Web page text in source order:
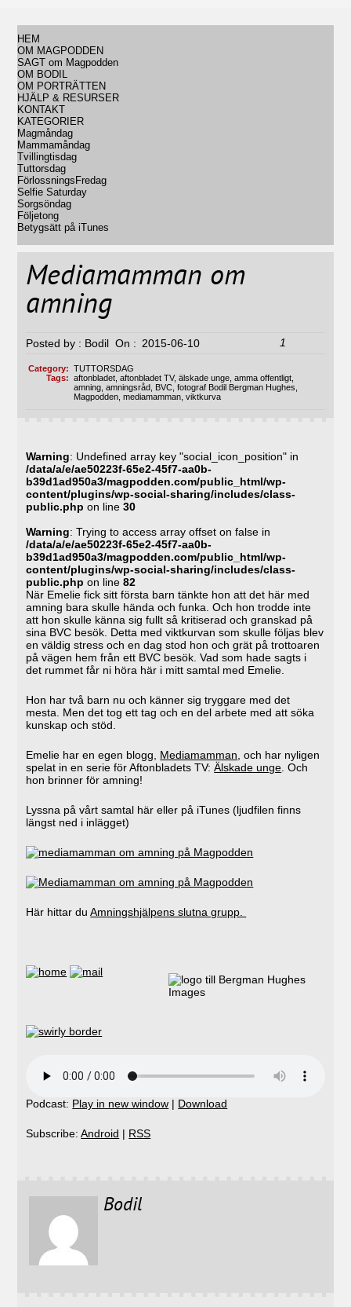
HEM
OM MAGPODDEN
SAGT om Magpodden
OM BODIL
OM PORTRÄTTEN
HJÄLP & RESURSER
KONTAKT
KATEGORIER
Magmåndag
Mammamåndag
Tvillingtisdag
Tuttorsdag
FörlossningsFredag
Selfie Saturday
Sorgsöndag
Följetong
Betygsätt på iTunes
Mediamamman om
amning
Posted by : Bodil On : 2015-06-10 1
Category: TUTTORSDAG
Tags: aftonbladet, aftonbladet TV, älskade unge, amma offentligt,
amning, amningsråd BVC, fotograf Bodil Bergman Hughes
Magpodden, mediamamman, viktkurva
Warning: Undefined array key "social_icon_position" in
/data/a/e/ae50223f-65e2-45f7-aa0b-
b39d1ad950a3/magpodden.com/public_html/wp-
content/plugins/wp-social-sharing/includes/class-
public.php on line30
Warning: Trying to access array offset on false in
/data/a/e/ae50223f-65e2-45f7-aa0b-
b39d1ad950a3/magpodden.com/public_html/wp-
content/plugins/wp-social-sharing/includes/class-
public.php on line82
När Emelie fick sitt första barn tänkte hon att det här med
amning bara skulle hända och funka. Och hon trodde inte
att hon skulle känna sig fullt så kritiserad och granskad på
sina BVC besök. Detta med viktkurvan som skulle följas blev
en väldig stress och en dag stod hon och grät på trottoaren
på vägen hem från ett BVC besök. Vad som hade sagts i
det rummet får ni höra här i mitt samtal med Emelie.
Hon har två barn nu och känner sig tryggare med det
mesta. Men det tog ett tag och en del arbete med att söka
kunskap och stöd.
Emelie har en egen blogg, Mediamamman, och har nyligen
spelat in en serie för Aftonbladets TV:Älskade unge. Och
hon brinner för amning!
Lyssna på vårt samtal här eller på iTunes (ljudfilen finns
längst ned i inlägget)
Här hittar duAmningshjälpens slutna grupp.
Podcast: Play in new window | Download
Subscribe:Android | RSS
Bodil